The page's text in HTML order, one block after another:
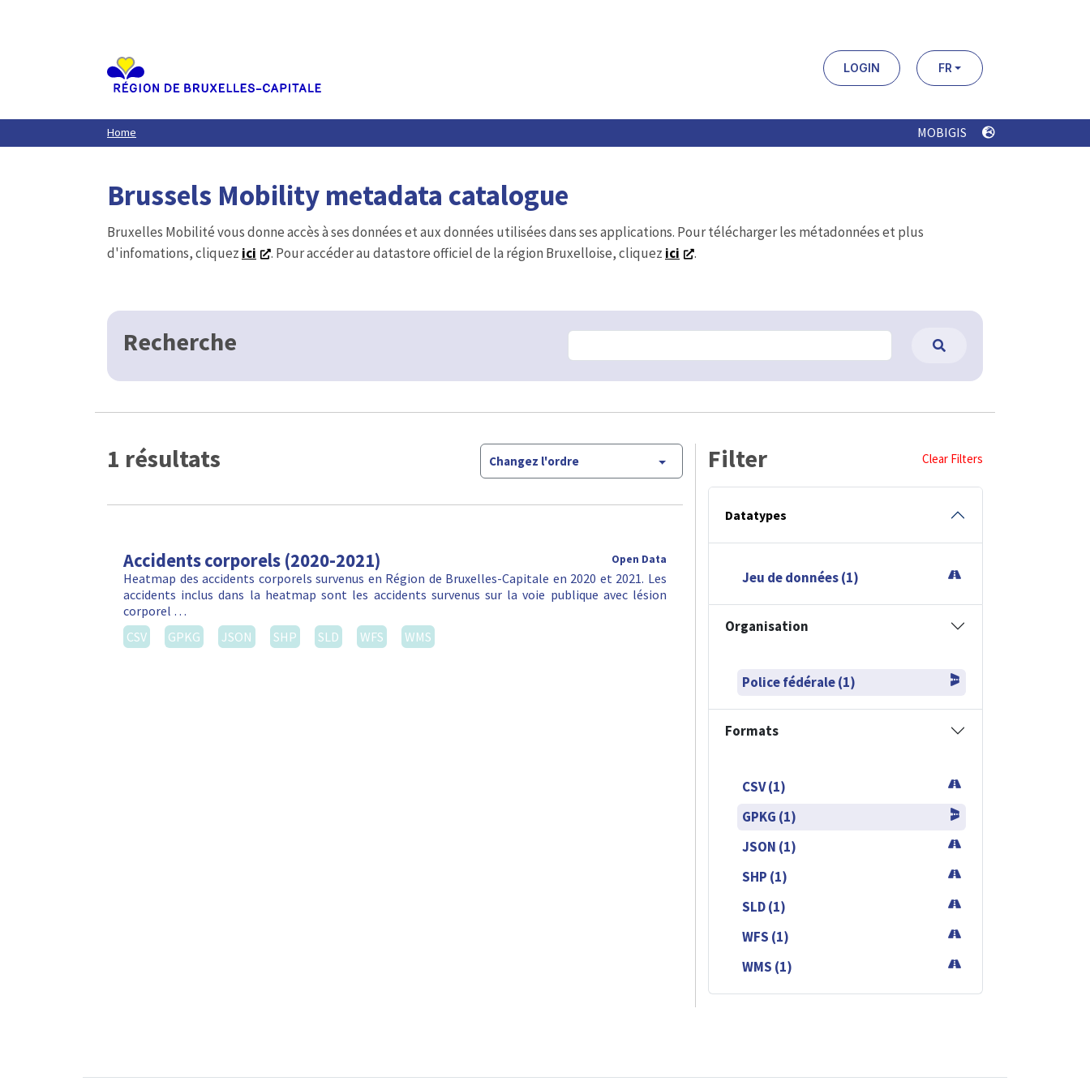
LOGIN FR
Home MOBIGIS
Brussels Mobility metadata catalogue
Bruxelles Mobilité vous donne accès à ses données et aux données utilisées dans ses applications. Pour télécharger les métadonnées et plus
d'infomations, cliquez ici . Pour accéder au datastore officiel de la région Bruxelloise, cliquez ici .
Recherche
1 résultats Changez l'ordre
Accidents corporels (2020-2021) Open Data
Heatmap des accidents corporels survenus en Région de Bruxelles-Capitale en 2020 et 2021. Les
accidents inclus dans la heatmap sont les accidents survenus sur la voie publique avec lésion
corporel …
CSV
GPKG JSON SHP SLD WFS WMS
Filter Clear Filters
Datatypes
Jeu de données (1)
Organisation
Police fédérale (1)
Formats
CSV (1)
GPKG (1)
JSON (1)
SHP (1)
SLD (1)
WFS (1)
WMS (1)